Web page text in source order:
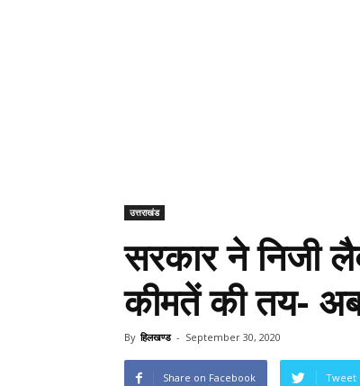
उत्तराखंड
सरकार ने निजी
कीमतें की तय-
By हिलखण्ड - September 30, 2020
Share on Facebook Tweet